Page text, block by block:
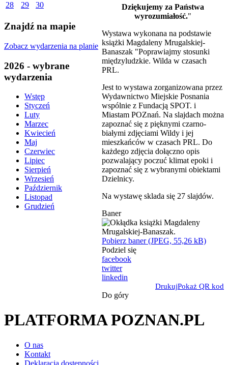
28
29 30
Znajdź na mapie
Zobacz wydarzenia na planie
2026 - wybrane
wydarzenia
Wstęp
Styczeń
Luty
Marzec
Kwiecień
Maj
Czerwiec
Lipiec
Sierpień
Wrzesień
Październik
Listopad
Grudzień
Dziękujemy za Państwa
wyrozumiałość."
Wystawa wykonana na podstawie
książki Magdaleny Mrugalskiej-
Banaszak "Poprawiajmy stosunki
międzyludzkie. Wilda w czasach
PRL.
Jest to wystawa zorganizowana przez
Wydawnictwo Miejskie Posnania
wspólnie z Fundacją SPOT. i
Miastam POZnań. Na slajdach można
zapoznać się z pięknymi czarno-
białymi zdjęciami Wildy i jej
mieszkańców w czasach PRL. Do
każdego zdjęcia dołączno opis
pozwalający poczuć klimat epoki i
zapoznać się z wybranymi obiektami
Dzielnicy.
Na wystawę sklada się 27 slajdów.
Baner
Pobierz baner (JPEG, 55,26 kB)
Podziel się
facebook
twitter
linkedin
DrukujPokaż QR kod
Do góry
PLATFORMA POZNAN.PL
O nas
Kontakt
Deklaracja dostępności